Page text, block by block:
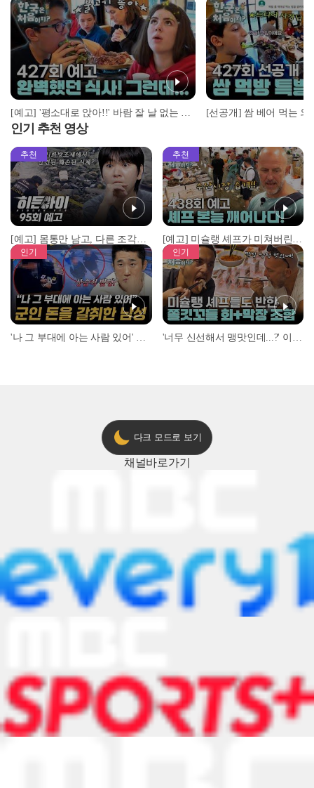
[예고] '평소대로 앉아!!' 바람 잘 날 없는 사 남매의 여행에 엄마 드디어 폭발?!🚨
인기 추천 영상
추천
[예고] 몸통만 남고, 다른 조각은 어디에..? 시화호에서 드러난 충격적인 토막 살인사건!
추천
[예고] 미슐랭 셰프가 미쳐버린 이유! 본능이 깨어난 사건은?
인기 인기
다크 모드로 보기
채널바로가기